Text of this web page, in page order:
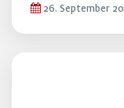
26. September